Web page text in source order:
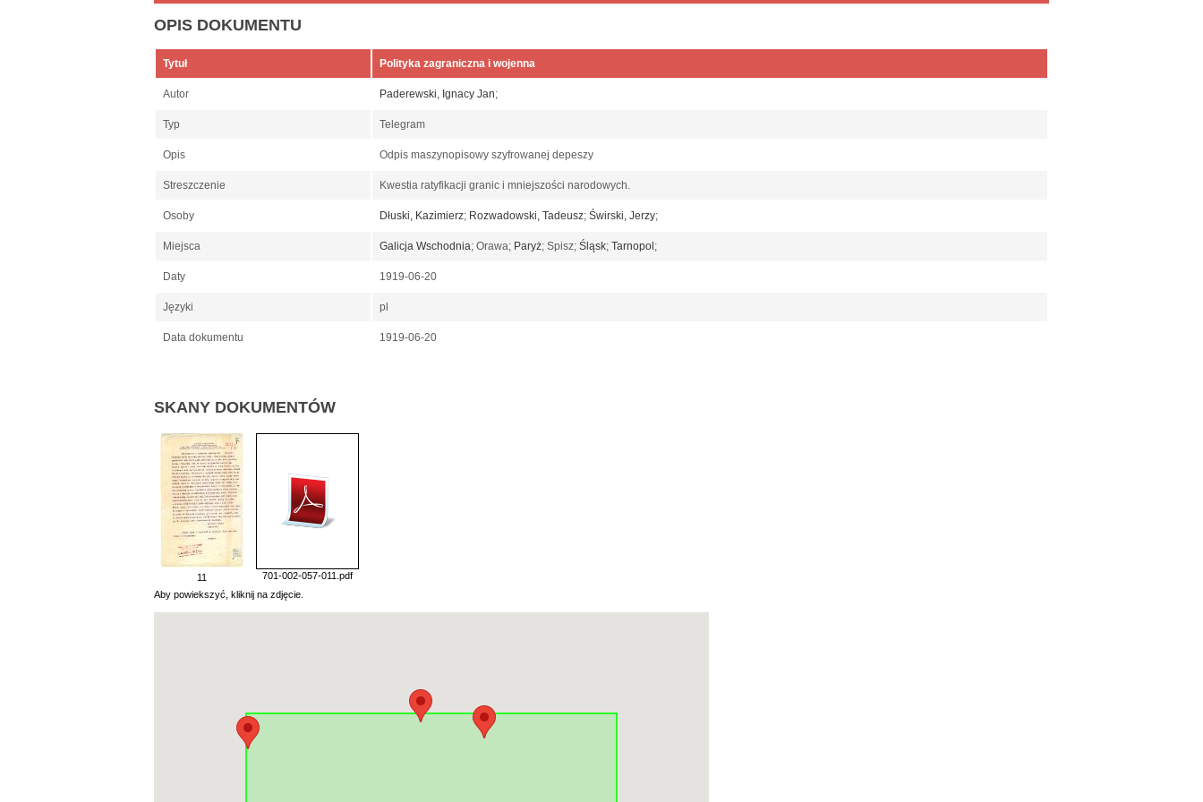
OPIS DOKUMENTU
Tytuł Polityka zagraniczna i wojenna
Autor Paderewski, Ignacy Jan;
Typ Telegram
Opis Odpis maszynopisowy szyfrowanej depeszy
Streszczenie Kwestia ratyfikacji granic i mniejszości narodowych.
Osoby Dłuski, Kazimierz; Rozwadowski, Tadeusz; Świrski, Jerzy;
Miejsca Galicja Wschodnia; Orawa; Paryż; Spisz; Śląsk; Tarnopol ;
Daty 1919-06-20
Języki pl
Data dokumentu 1919-06-20
SKANY DOKUMENTÓW
11
701-002-057-011.pdf
Aby powiekszyć, kliknij na zdjęcie.